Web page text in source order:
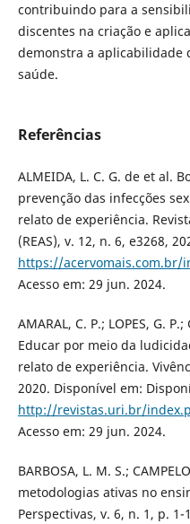
contribuindo para a
discentes na criação e
demonstra a aplicabilidade
saúde.
Referências
ALMEIDA, L. C. G. de et al.
prevenção das infecções
relato de experiência.
(REAS), v. 12, n. 6, e3268,
https://acervomais.com.br/
Acesso em: 29 jun. 2024.
AMARAL, C. P.; LOPES, G.
Educar por meio da
relato de experiência.
2020. Disponível em:
http://revistas.uri.br/
Acesso em: 29 jun. 2024.
BARBOSA, L. M. S.;
metodologias ativas no
Perspectivas, v. 6, n. 1, p.